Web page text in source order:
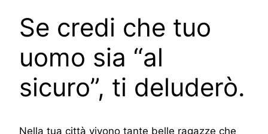
Se credi che tuo
uomo sia “al
sicuro”, ti deluderò.
Nella tua città vivono tante belle ragazze che